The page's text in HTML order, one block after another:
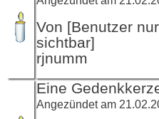
Von [Benutzer
sichtbar]
rjnumm
Eine
Angezündet am